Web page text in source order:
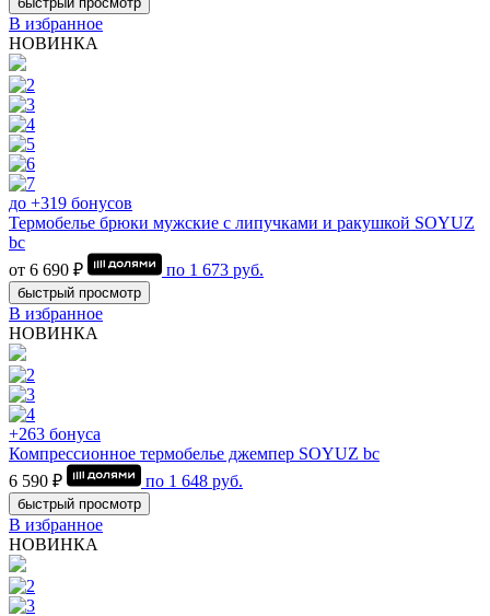
В избранное
НОВИНКА
до +319 бонусов
Термобелье брюки мужские с липучками и ракушкой SOYUZ
bc
от 6 690 ₽
по 1 673 руб.
быстрый просмотр
В избранное
НОВИНКА
+263 бонуса
Компрессионное термобелье джемпер SOYUZ bc
6 590 ₽
по 1 648 руб.
быстрый просмотр
В избранное
НОВИНКА